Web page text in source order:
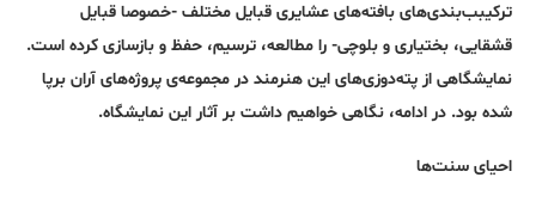
ترکیبب‌بندی‌های بافته‌های عشایری قبایل مختلف -خصوصا قبایل
قشقایی، بختیاری و بلوچی- را مطالعه، ترسیم، حفظ و بازسازی کرده است.
نمایشگاهی از پته‌دوزی‌های این هنرمند در مجموعه‌ی پروژه‌های آران برپا
شده بود. در ادامه، نگاهی خواهیم داشت بر آثار این نمایشگاه.
احیای سنت‌ها